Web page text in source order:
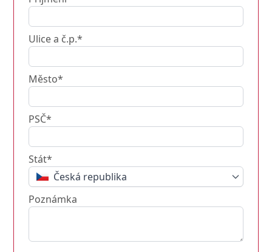
Ulice a č.p.*
Město*
PSČ*
Stát*
Česká republika
Poznámka